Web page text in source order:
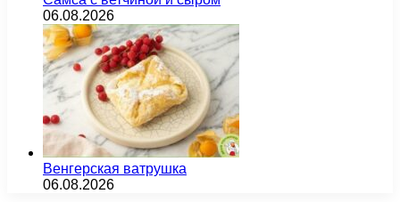
06.08.2026
Венгерская ватрушка
06.08.2026